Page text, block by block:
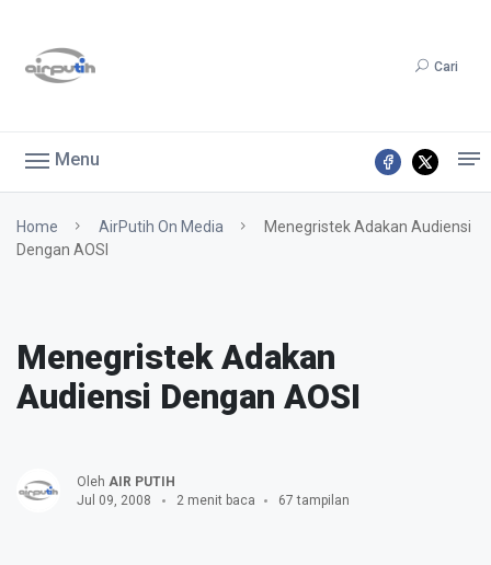
Cari
Menu
Home AirPutih On Media
Menegristek Adakan Audiensi
Dengan AOSI
Menegristek Adakan
Audiensi Dengan AOSI
Oleh AIR PUTIH
Jul 09, 2008
2 menit baca 67 tampilan